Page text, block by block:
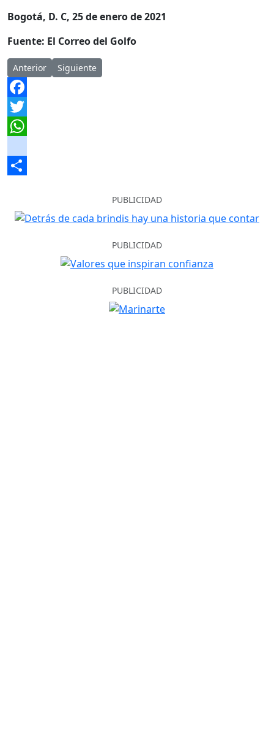
Bogotá, D. C, 25 de enero de 2021
Fuente: El Correo del Golfo
Artículo anterior: Fuertes disturbios por toque de queda en
Anterior Artículo siguiente: La última y desafortunada
Siguiente
Facebook
Twitter
instagram
PUBLICIDAD
PUBLICIDAD
PUBLICIDAD